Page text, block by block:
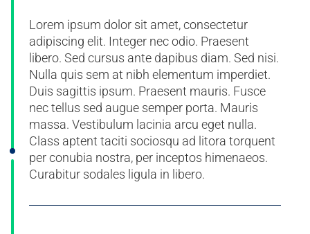
Lorem ipsum dolor sit amet, consectetur
adipiscing elit. Integer nec odio. Praesent
libero. Sed cursus ante dapibus diam. Sed nisi.
Nulla quis sem at nibh elementum imperdiet.
Duis sagittis ipsum. Praesent mauris. Fusce
nec tellus sed augue semper porta. Mauris
massa. Vestibulum lacinia arcu eget nulla.
Class aptent taciti sociosqu ad litora torquent
per conubia nostra, per inceptos himenaeos.
Curabitur sodales ligula in libero.